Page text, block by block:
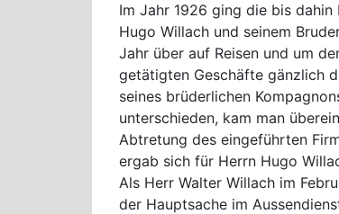
Im Jahr 1926 ging die bis
Hugo Willach und seinem
Jahr über auf Reisen und um
getätigten Geschäfte gänzlich
seines brüderlichen
unterschieden, kam man
Abtretung des eingeführten
ergab sich für Herrn Hugo
Als Herr Walter Willach im
der Hauptsache im